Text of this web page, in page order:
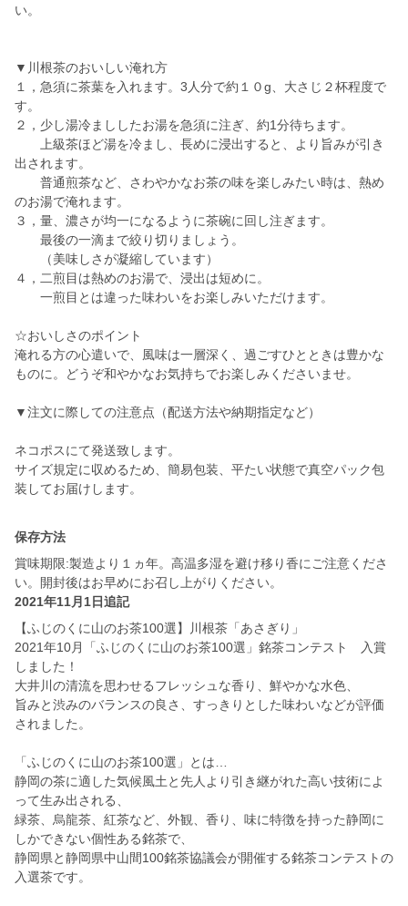
い。
▼川根茶のおいしい淹れ方
１，急須に茶葉を入れます。3人分で約１０g、大さじ２杯程度で
す。
２，少し湯冷まししたお湯を急須に注ぎ、約1分待ちます。
上級茶ほど湯を冷まし、長めに浸出すると、より旨みが引き
出されます。
普通煎茶など、さわやかなお茶の味を楽しみたい時は、熱め
のお湯で淹れます。
３，量、濃さが均一になるように茶碗に回し注ぎます。
最後の一滴まで絞り切りましょう。
（美味しさが凝縮しています）
４，二煎目は熱めのお湯で、浸出は短めに。
一煎目とは違った味わいをお楽しみいただけます。
☆おいしさのポイント
淹れる方の心遣いで、風味は一層深く、過ごすひとときは豊かな
ものに。どうぞ和やかなお気持ちでお楽しみくださいませ。
▼注文に際しての注意点（配送方法や納期指定など）
ネコポスにて発送致します。
サイズ規定に収めるため、簡易包装、平たい状態で真空パック包
保存方法
賞味期限:製造より１ヵ年。高温多湿を避け移り香にご注意くださ
い。開封後はお早めにお召し上がりください。
2021年11月1日追記
【ふじのくに山のお茶100選】川根茶「あさぎり」
2021年10月「ふじのくに山のお茶100選」銘茶コンテスト 入賞
しました！
大井川の清流を思わせるフレッシュな香り、鮮やかな水色、
旨みと渋みのバランスの良さ、すっきりとした味わいなどが評価
されました。
「ふじのくに山のお茶100選」とは…
静岡の茶に適した気候風土と先人より引き継がれた高い技術によ
って生み出される、
緑茶、烏龍茶、紅茶など、外観、香り、味に特徴を持った静岡に
しかできない個性ある銘茶で、
静岡県と静岡県中山間100銘茶協議会が開催する銘茶コンテストの
入選茶です。